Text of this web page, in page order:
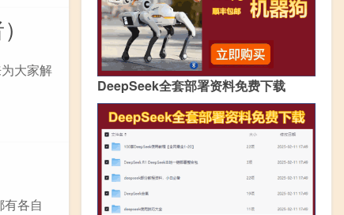
大家解
各自
DeepSeek全套部署资料免费下载